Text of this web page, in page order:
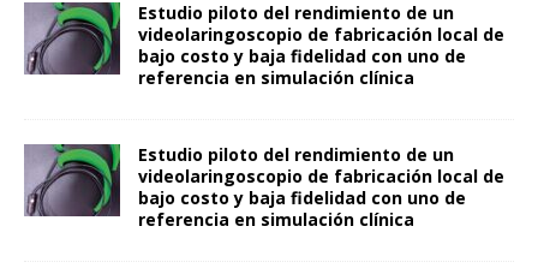
Estudio piloto del rendimiento de un
videolaringoscopio de fabricación local de
bajo costo y baja fidelidad con uno de
referencia en simulación clínica
Estudio piloto del rendimiento de un
videolaringoscopio de fabricación local de
bajo costo y baja fidelidad con uno de
referencia en simulación clínica